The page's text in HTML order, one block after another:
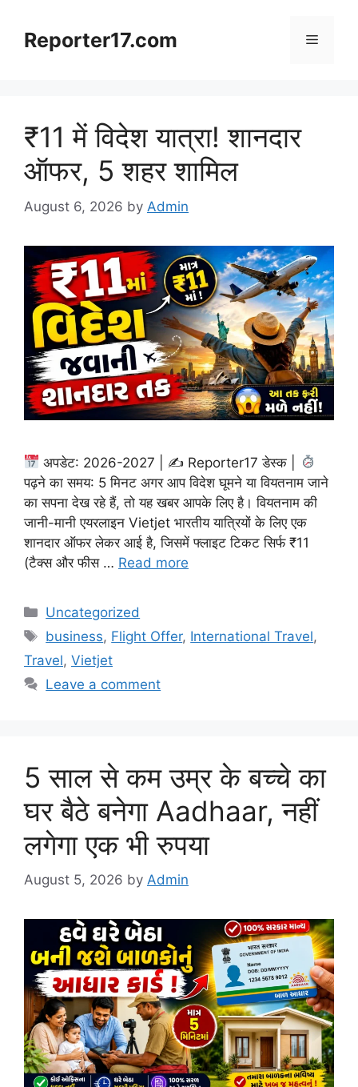
contentReporter17.com Menu
₹11 में विदेश यात्रा! शानदार
ऑफर, 5 शहर शामिल
August 6, 2026 by Admin
अपडेट: 2026-2027 | ✍ Reporter17 डेस्क |
पढ़ने का समय: 5 मिनट अगर आप विदेश घूमने या वियतनाम जाने
का सपना देख रहे हैं, तो यह खबर आपके लिए है। वियतनाम की
जानी-मानी एयरलाइन Vietjet भारतीय यात्रियों के लिए एक
शानदार ऑफर लेकर आई है, जिसमें फ्लाइट टिकट सिर्फ ₹11
(टैक्स और फीस … Read more
Categories
Uncategorized
Tags
business, Flight Offer, International Travel,
Travel, Vietjet
Leave a comment
5 साल से कम उम्र के बच्चे का
घर बैठे बनेगा Aadhaar, नहीं
लगेगा एक भी रुपया
August 5, 2026 by Admin